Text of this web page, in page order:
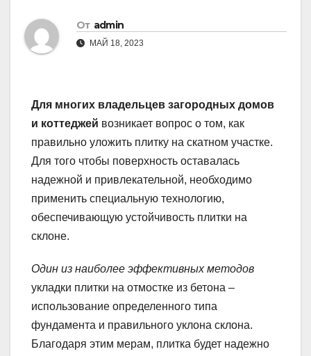
От admin
МАЙ 18, 2023
Для многих владельцев загородных домов
и коттеджей возникает вопрос о том, как
правильно уложить плитку на скатном участке.
Для того чтобы поверхность оставалась
надежной и привлекательной, необходимо
применить специальную технологию,
обеспечивающую устойчивость плитки на
склоне.
Один из наиболее эффективных методов
укладки плитки на отмостке из бетона –
использование определенного типа
фундамента и правильного уклона склона.
Благодаря этим мерам, плитка будет надежно